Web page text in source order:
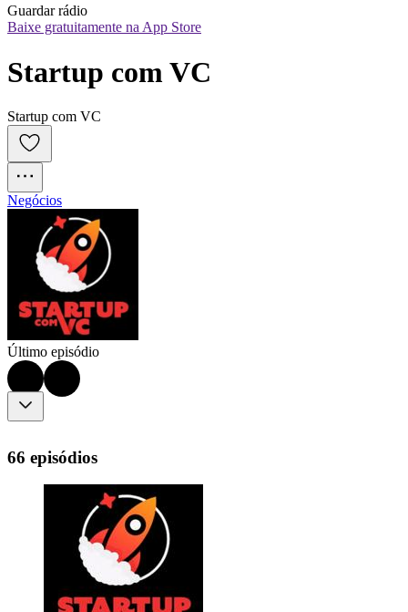
Guardar rádio
Baixe gratuitamente na App Store
Startup com VC
Startup com VC
Negócios
Último episódio
66 episódios